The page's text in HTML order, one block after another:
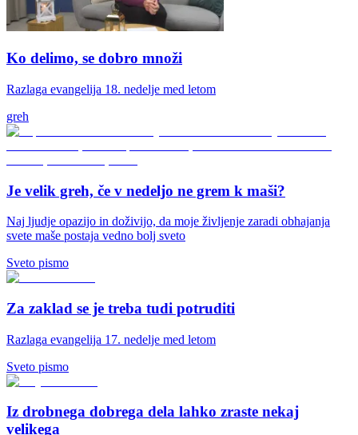
Ko delimo, se dobro množi
Razlaga evangelija 18. nedelje med letom
greh
Je velik greh, če v nedeljo ne grem k maši?
Naj ljudje opazijo in doživijo, da moje življenje zaradi obhajanja
svete maše postaja vedno bolj sveto
Sveto pismo
Za zaklad se je treba tudi potruditi
Razlaga evangelija 17. nedelje med letom
Sveto pismo
Iz drobnega dobrega dela lahko zraste nekaj
velikega